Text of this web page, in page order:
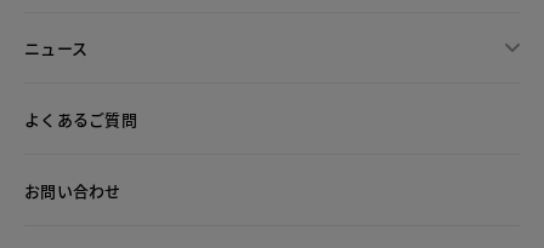
ニュース
よくあるご質問
お問い合わせ